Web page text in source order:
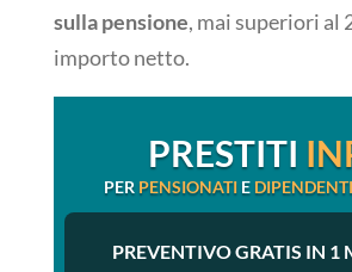
sulla pensione, mai superiori al
importo netto.
PRESTITI
PER PENSIONATI E
PREVENTIVO GRATIS IN 1